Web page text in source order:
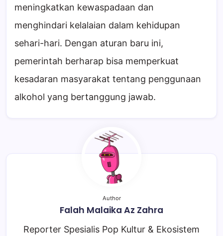
meningkatkan kewaspadaan dan
menghindari kelalaian dalam kehidupan
sehari-hari. Dengan aturan baru ini,
pemerintah berharap bisa memperkuat
kesadaran masyarakat tentang penggunaan
alkohol yang bertanggung jawab.
Author
Falah Malaika Az Zahra
Reporter Spesialis Pop Kultur & Ekosistem